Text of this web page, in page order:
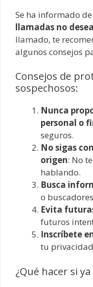
Se ha informado
llamadas no
llamado, te
algunos consejos
Consejos de
sospechosos:
Nunca
personal o
seguros.
No sigas
origen: No
hablando.
Busca
o
Evita
futuros
Inscríbete
tu
¿Qué hacer si